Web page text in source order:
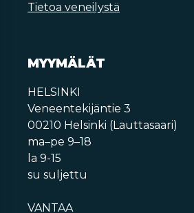
Tietoa veneilystä
MYYMÄLÄT
HELSINKI
Veneentekijäntie 3
00210 Helsinki (Lauttasaari)
ma–pe 9–18
la 9-15
su suljettu
VANTAA